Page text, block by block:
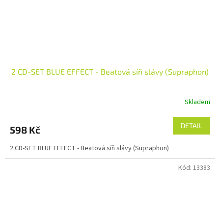
2 CD-SET BLUE EFFECT - Beatová síň slávy (Supraphon)
Skladem
598 Kč DETAIL
2 CD-SET BLUE EFFECT - Beatová síň slávy (Supraphon)
Kód: 13383